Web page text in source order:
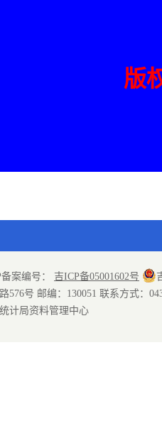
版
案编号： 吉ICP备05001602号
576号 邮编：130051 联系方式：
计局资料管理中心